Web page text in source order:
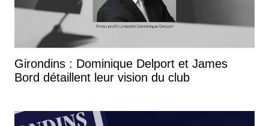
Girondins : Dominique Delport et James
Bord détaillent leur vision du club